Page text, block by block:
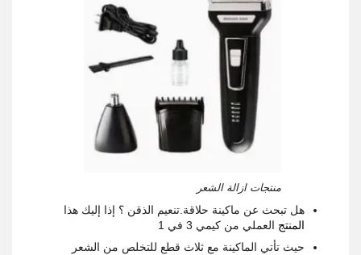
منتجات ازالة الشعر
هل تبحث عن ماكينة حلاقة.تنعيم الذقن ؟ إذا إليك هذا
المنتج العملي من كيمي 3 في 1
حيث تأتي الماكينة مع ثلاث قطع للتخلص من الشعر